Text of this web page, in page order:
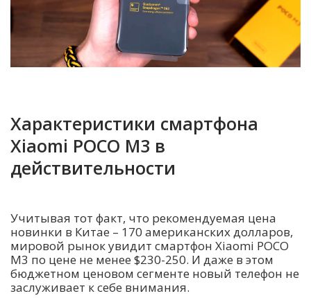
Характеристики смартфона
Xiaomi POCO M3 в
действительности
Учитывая тот факт, что рекомендуемая цена
новинки в Китае – 170 американских долларов,
мировой рынок увидит смартфон Xiaomi POCO
M3 по цене не менее $230-250. И даже в этом
бюджетном ценовом сегменте новый телефон не
заслуживает к себе внимания.